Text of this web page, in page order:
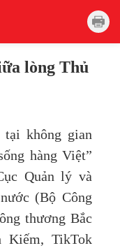
lòng Thủ
tại không gian
hàng Việt”
Quản lý và
(Bộ Công
thương Bắc
Kiếm, TikTok